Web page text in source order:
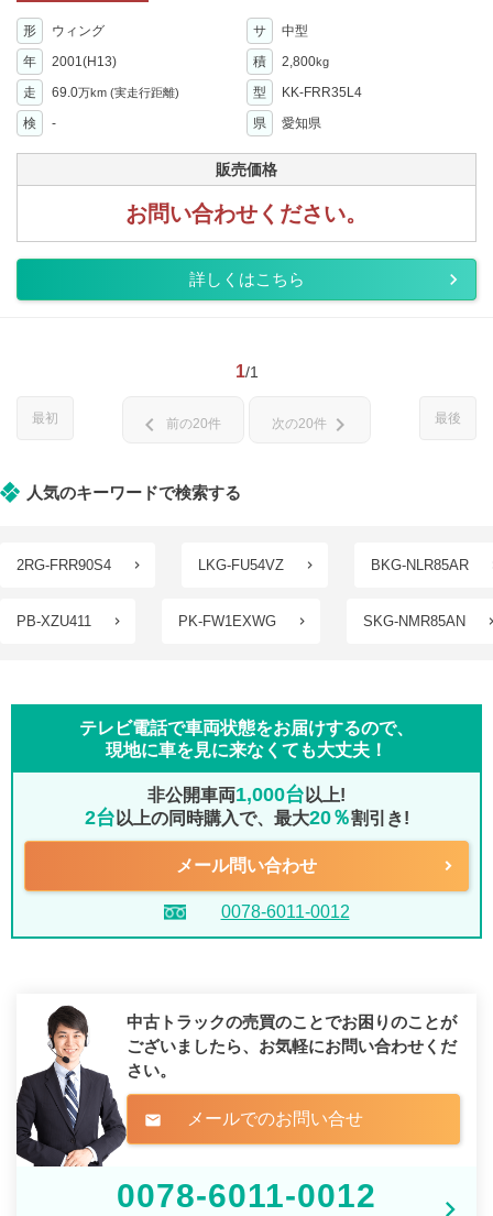
形 ウィング サ
中型
年
2001(H13) 積 2,800kg
走 69.0万km (実走行距離) 型
KK-FRR35L4
検
- 県 愛知県
販売価格
お問い合わせください。
詳しくはこちら
1/1
最初 最後
chevron_left 前の20件 次の20件 chevron_right
人気のキーワードで検索する
2RG-FRR90S4 LKG-FU54VZ BKG-NLR85AR
PB-XZU411 PK-FW1EXWG SKG-NMR85AN
テレビ電話で車両状態をお届けするので、
現地に車を見に来なくても大丈夫！
非公開車両1,000台 以上!
2台 以上の同時購入で、最大20％割引き!
メール問い合わせ
0078-6011-0012
中古トラックの売買のことでお困りのことが
ございましたら、 お気軽にお問い合わせくだ
さい。
mail メールでのお問い合せ
0078-6011-0012